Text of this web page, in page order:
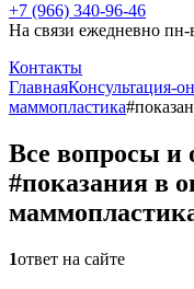
+7 (966) 340-96-46
На связи ежедневно пн-
Контакты
ГлавнаяКонсультация-
маммопластика
Все вопросы и
#показания в
1ответ на сайте